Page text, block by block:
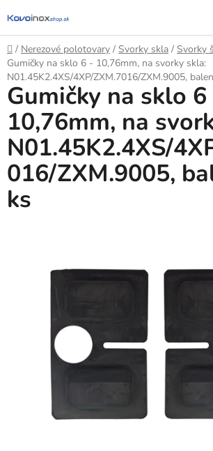
na
obsah
Domov
/ Nerezové polotovary / Svorky skla / Svorky
Gumičky na sklo 6 - 10,76mm, na svorky skla:
N01.45K2.4XS/4XP/ZXM.7016/ZXM.9005,
Gumičky na sklo
10,76mm, na
N01.45K2.4XS/
016/ZXM.9005,
ks